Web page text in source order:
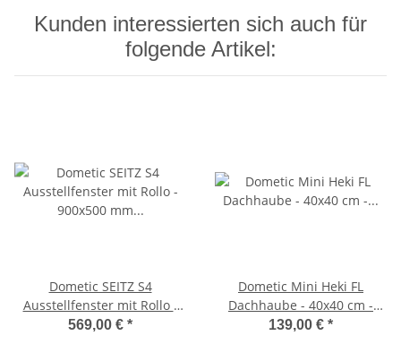
Kunden interessierten sich auch für
folgende Artikel:
Dometic SEITZ S4
Ausstellfenster mit Rollo -
900x500 mm (BxH) / hellgrau
569,00 € *
Dometic Mini Heki FL
Dachhaube - 40x40 cm -
Dachstärke 25-42mm - ohne
139,00 € *